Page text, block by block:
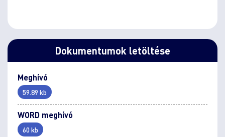
Dokumentumok letöltése
Meghívó
59.89 kb
WORD meghívó
60 kb